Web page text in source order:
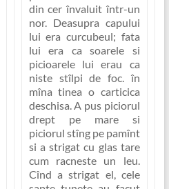
din cer învaluit într-un
nor. Deasupra capului
lui era curcubeul; fata
lui era ca soarele si
picioarele lui erau ca
niste stîlpi de foc. în
mîna tineao carticica
deschisa.A pus piciorul
drept pe mare si
piciorul stîng pe pamînt
si a strigat cu glas tare
cum racneste un leu.
Cînd a strigat el, cele